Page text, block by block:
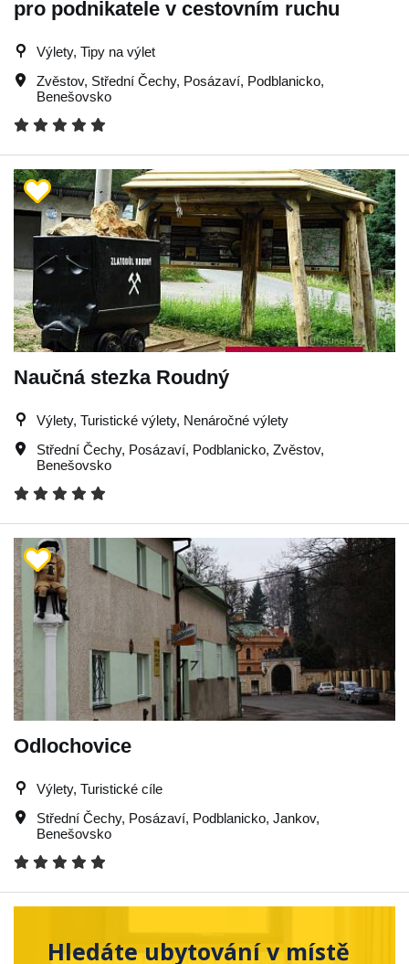
pro podnikatele v cestovním ruchu
Výlety, Tipy na výlet
Zvěstov, Střední Čechy, Posázaví, Podblanicko,
Benešovsko
Naučná stezka Roudný
Výlety, Turistické výlety, Nenáročné výlety
Střední Čechy, Posázaví, Podblanicko, Zvěstov,
Benešovsko
Odlochovice
Výlety, Turistické cíle
Střední Čechy, Posázaví, Podblanicko, Jankov,
Benešovsko
Hledáte ubytování v místě